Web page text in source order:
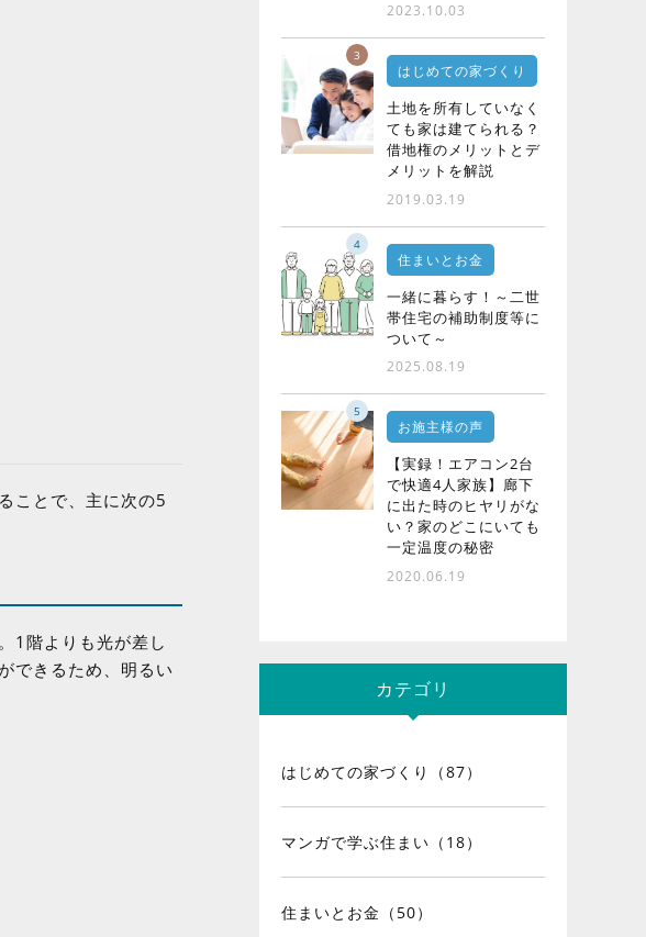
ことで、主に次の5
1階よりも光が差し
できるため、明るい
2023.10.03
3
はじめての家づくり
土地を所有していなく
ても家は建てられる？
借地権のメリットとデ
メリットを解説
2019.03.19
4
住まいとお金
一緒に暮らす！～二世
帯住宅の補助制度等に
ついて～
2025.08.19
5
お施主様の声
【実録！エアコン2台
で快適4人家族】廊下
に出た時のヒヤリがな
い？家のどこにいても
一定温度の秘密
2020.06.19
カテゴリ
はじめての家づくり（87）
マンガで学ぶ住まい（18）
住まいとお金（50）